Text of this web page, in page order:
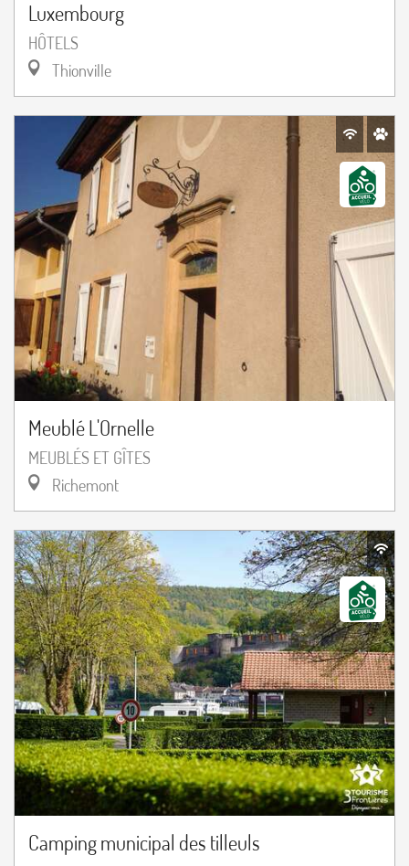
Luxembourg
HÔTELS
Thionville
Meublé L'Ornelle
MEUBLÉS ET GÎTES
Richemont
Camping municipal des tilleuls